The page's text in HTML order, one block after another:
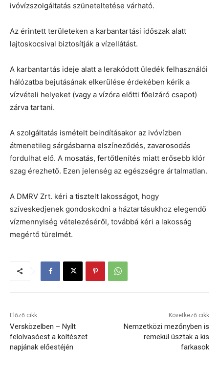
ivóvízszolgáltatás szüneteltetése várható.
Az érintett területeken a karbantartási időszak alatt
lajtoskocsival biztosítják a vízellátást.
A karbantartás ideje alatt a lerakódott üledék felhasználói
hálózatba bejutásának elkerülése érdekében kérik a
vízvételi helyeket (vagy a vízóra előtti főelzáró csapot)
zárva tartani.
A szolgáltatás ismételt beindításakor az ivóvízben
átmenetileg sárgásbarna elszíneződés, zavarosodás
fordulhat elő. A mosatás, fertőtlenítés miatt erősebb klór
szag érezhető. Ezen jelenség az egészségre ártalmatlan.
A DMRV Zrt. kéri a tisztelt lakosságot, hogy
szíveskedjenek gondoskodni a háztartásukhoz elegendő
vízmennyiség vételezéséről, továbbá kéri a lakosság
megértő türelmét.
Előző cikk
Versközelben – Nyílt
felolvasóest a költészet
napjának előestéjén
Következő cikk
Nemzetközi mezőnyben is
remekül úsztak a kis
farkasok